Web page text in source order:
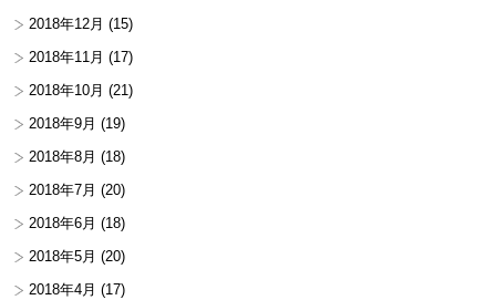
2018年12月 (15)
2018年11月 (17)
2018年10月 (21)
2018年9月 (19)
2018年8月 (18)
2018年7月 (20)
2018年6月 (18)
2018年5月 (20)
2018年4月 (17)